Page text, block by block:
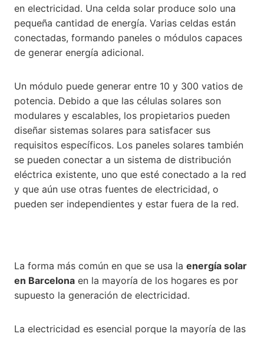
en electricidad. Una celda solar produce solo una
pequeña cantidad de energía. Varias celdas están
conectadas, formando paneles o módulos capaces
de generar energía adicional.
Un módulo puede generar entre 10 y 300 vatios de
potencia. Debido a que las células solares son
modulares y escalables, los propietarios pueden
diseñar sistemas solares para satisfacer sus
requisitos específicos. Los paneles solares también
se pueden conectar a un sistema de distribución
eléctrica existente, uno que esté conectado a la red
y que aún use otras fuentes de electricidad, o
pueden ser independientes y estar fuera de la red.
La forma más común en que se usa la energía solar
en Barcelona en la mayoría de los hogares es por
supuesto la generación de electricidad.
La electricidad es esencial porque la mayoría de las